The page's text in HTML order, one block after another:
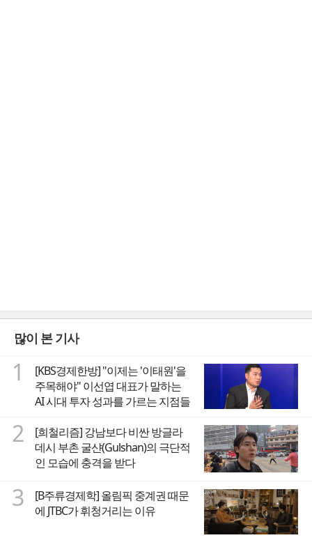
많이 본 기사
1
[KBS경제한방] "이제는 '이태원'을
주목해야" 이선엽 대표가 말하는
AI 시대 투자 성과를 가르는 지점들
2
[희철리즘] 강남보다 비싼 방글라
데시 부촌 굴샨(Gulshan)의 극단적
인 모습에 충격을 받다
3
[B주류경제학] 올림픽 중계권 때문
에 JTBC가 휘청거리는 이유